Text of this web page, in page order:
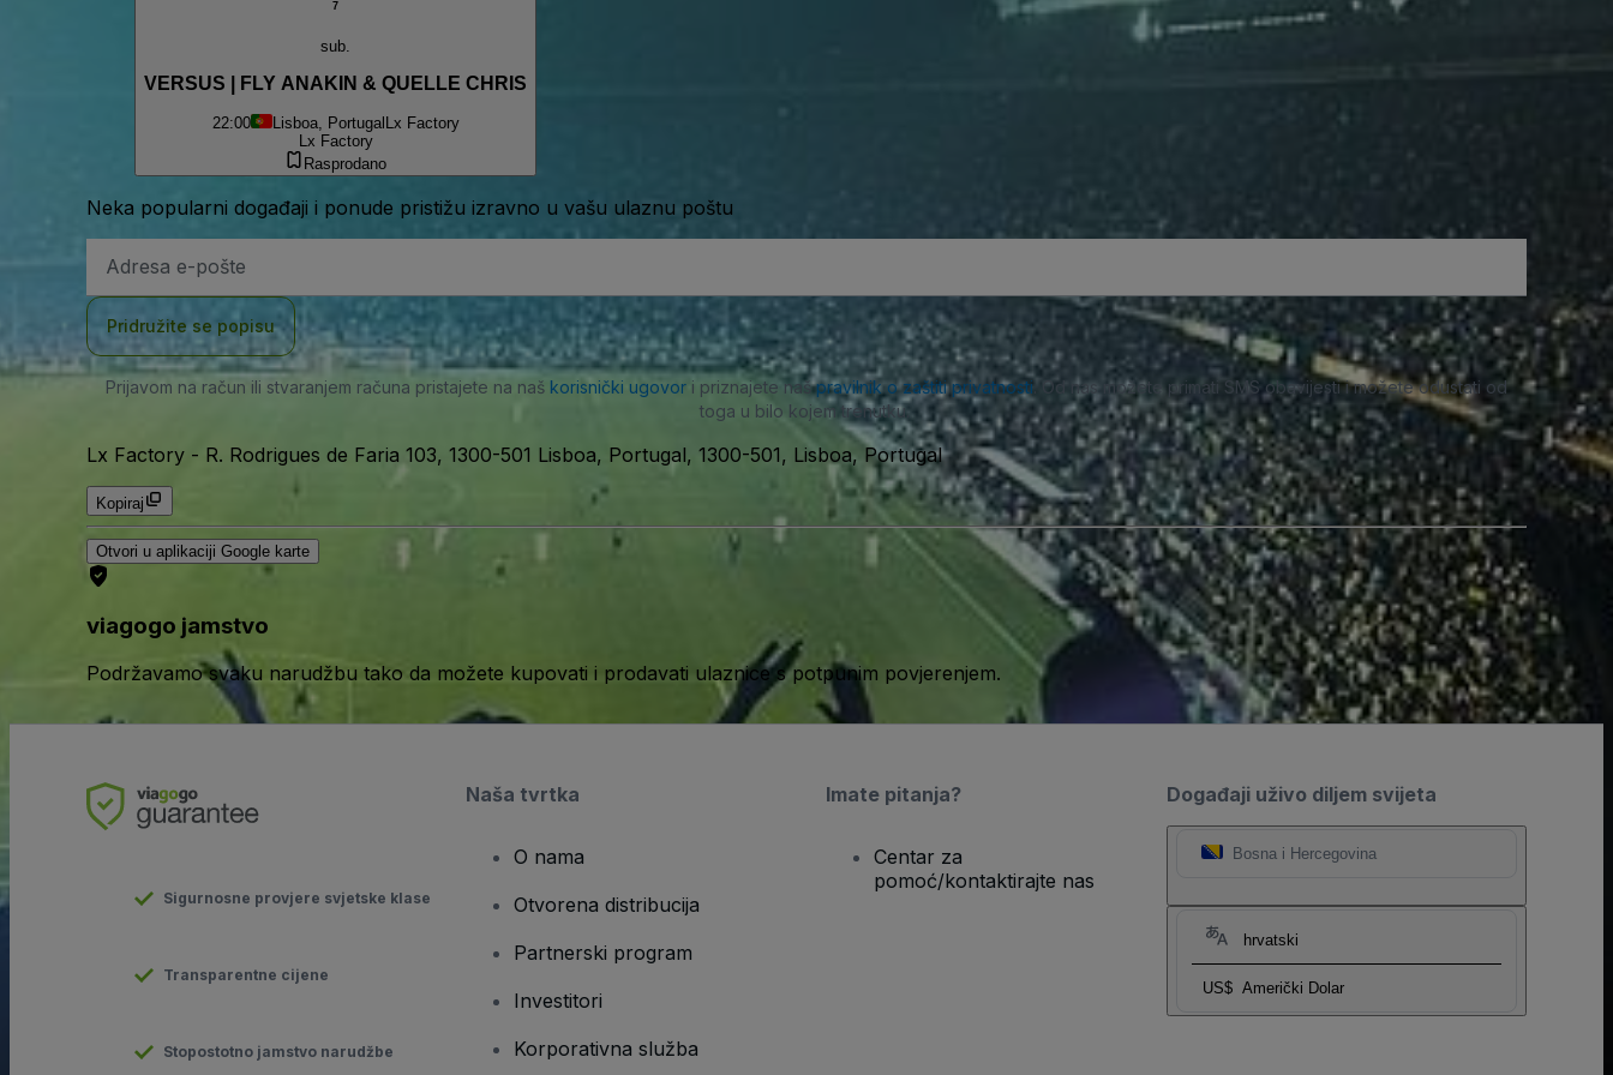
7
sub.
VERSUS | FLY ANAKIN & QUELLE CHRIS
22:00 Lisboa, Portugal
Lx Factory
Lx Factory
Rasprodano
Neka popularni događaji i ponude pristižu izravno u vašu ulaznu poštu
mail
Pridružite se popisu
Prijavom na račun ili stvaranjem računa pristajete na naš korisnički ugovor i priznajete našpravilnik o zaštiti privatnosti. Od nas možete primati SMS obavijesti i možete odustati od
toga u bilo kojem trenutku.
Lx Factory - R. Rodrigues de Faria 103, 1300-501 Lisboa, Portugal, 1300-501, Lisboa, Portugal
Kopiraj
Otvori u aplikaciji Google karte
viagogo jamstvo
Podržavamo svaku narudžbu tako da možete kupovati i prodavati ulaznice s potpunim povjerenjem.
Događaji uživo diljem svijeta
Bosna i Hercegovina
hrvatski
US$ Američki Dolar
Sigurnosne provjere svjetske klase
Transparentne cijene
Stopostotno jamstvo narudžbe
Naša tvrtka
O nama
Otvorena distribucija
Partnerski program
Investitori
Korporativna služba
Imate pitanja?
Centar za
pomoć/kontaktirajte nas